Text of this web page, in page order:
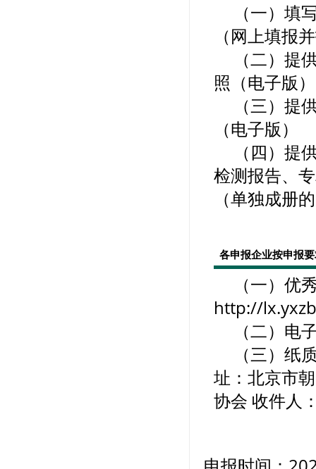
（一）填
（网上填报
（二）提
照（电子版）
（三）提
（电子版）
（四）提
检测报告、
（单独成册
各申报企业按申报
（一）优
http://
（二）
（三）纸
址：北京市
协会 收件人